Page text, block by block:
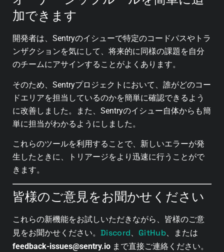
加できます
開発者は、Sentryのイシューで特定のコードパスやトラ
ンザクションを気にして、将来的に同様の課題を自分
のチームにアサインすることがよくあります。
そのため、Sentryプロジェクトにおいて、誰がどのコー
ドエリアを担当しているのかを簡単に確認できるよう
に改善しました。また、Sentryのイシュー自体からも簡
単に担当がわかるようにしました。
これらのツールを利用することで、新しいエラーが発
生したときに、トリアージをより迅速に行うことがで
きます。
皆様のご意見をお聞かせください
これらの新機能をお試しいただきながら、皆様のご意
見をお聞かせください。 Discord、 GitHub、または
feedback-issues@sentry.io まで直接ご連絡ください。